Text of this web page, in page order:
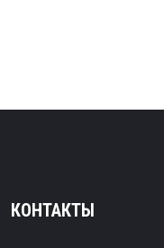
КОНТАКТЫ